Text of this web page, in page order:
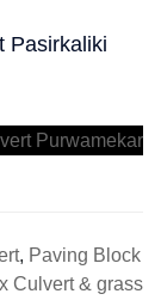
Pasirkaliki
, Paving Block
Culvert & grass